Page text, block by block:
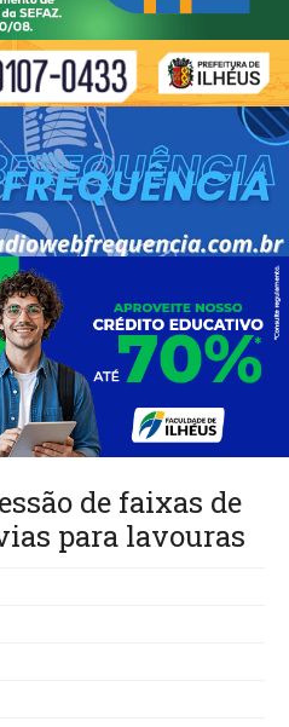
de faixas de
para lavouras